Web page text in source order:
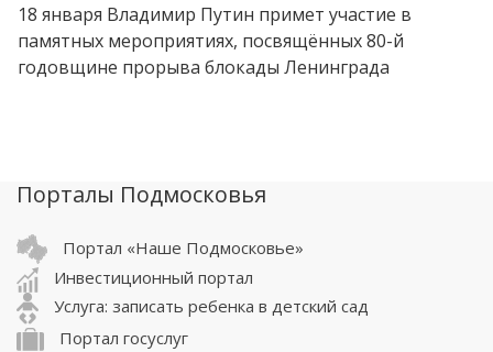
18 января Владимир Путин примет участие в
памятных мероприятиях, посвящённых 80-й
годовщине прорыва блокады Ленинграда
Порталы Подмосковья
Портал «Наше Подмосковье»
Инвестиционный портал
Услуга: записать ребенка в детский сад
Портал госуслуг